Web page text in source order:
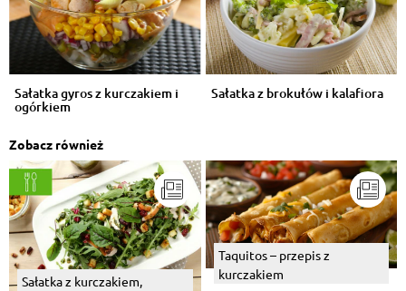
Sałatka gyros z kurczakiem i
ogórkiem
Sałatka z brokułów i kalafiora
Zobacz również
Sałatka z kurczakiem,
Taquitos – przepis z
kurczakiem